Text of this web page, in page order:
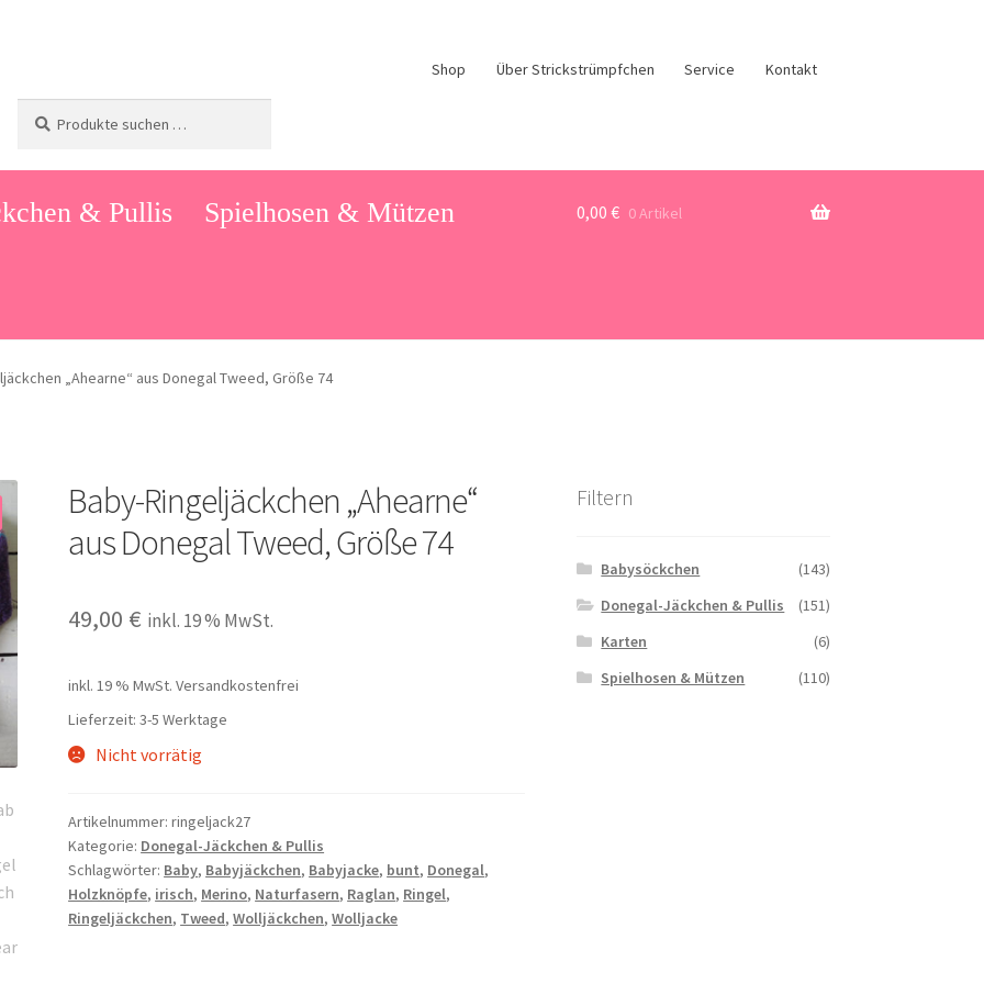
Shop Über Strickstrümpfchen Service Kontakt
nach:
& Pullis Spielhosen & Mützen 0,00 € 0 Artikel
„Ahearne“ aus Donegal Tweed, Größe 74
Baby-Ringeljäckchen „Ahearne“
aus Donegal Tweed, Größe 74
49,00 € inkl. 19 % MwSt.
inkl. 19 % MwSt. Versandkostenfrei
Lieferzeit:3-5 Werktage
Nicht vorrätig
Artikelnummer:ringeljack27
Kategorie: Donegal-Jäckchen & Pullis
Schlagwörter: Baby, Babyjäckchen, Babyjacke, bunt, Donegal,
Holzknöpfe, irisch, Merino, Naturfasern, Raglan, Ringel,
Ringeljäckchen, Tweed,Wolljäckchen,Wolljacke
Filtern
Babysöckchen
(143)
Donegal-Jäckchen & Pullis
(151)
Karten
(6)
Spielhosen & Mützen
(110)